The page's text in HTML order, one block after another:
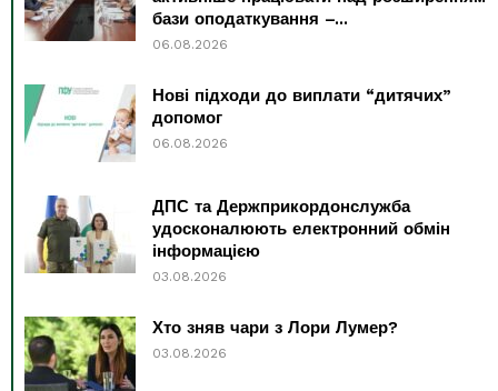
бази оподаткування –...
06.08.2026
Нові підходи до виплати “дитячих”
допомог
06.08.2026
ДПС та Держприкордонслужба
удосконалюють електронний обмін
інформацією
03.08.2026
Хто зняв чари з Лори Лумер?
03.08.2026